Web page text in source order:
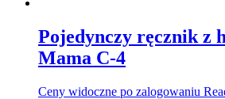
Pojedynczy ręcznik z
Mama C-4
Ceny widoczne po zalogowaniu